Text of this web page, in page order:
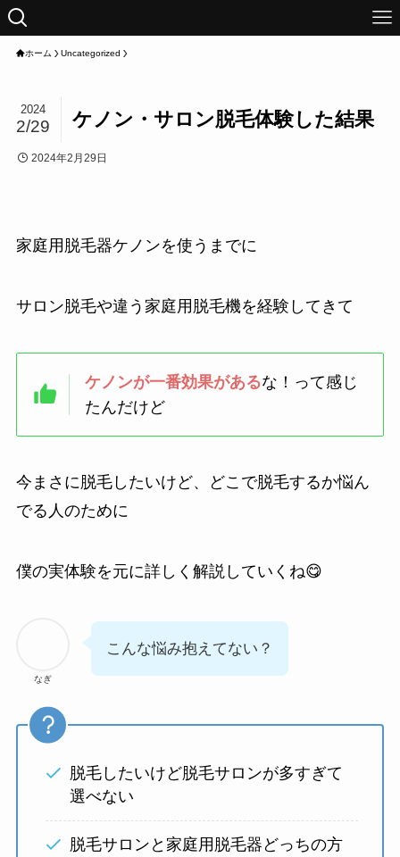
ホーム Uncategorized
ケノン・サロン脱毛体験した結果
2024
2/29
2024年2月29日
家庭用脱毛器ケノンを使うまでに
サロン脱毛や違う家庭用脱毛機を経験してきて
ケノンが一番効果があるな！って感じ
たんだけど
今まさに脱毛したいけど、どこで脱毛するか悩ん
でる人のために
僕の実体験を元に詳しく解説していくね😋
なぎ
こんな悩み抱えてない？
脱毛したいけど脱毛サロンが多すぎて
選べない
脱毛サロンと家庭用脱毛器どっちの方